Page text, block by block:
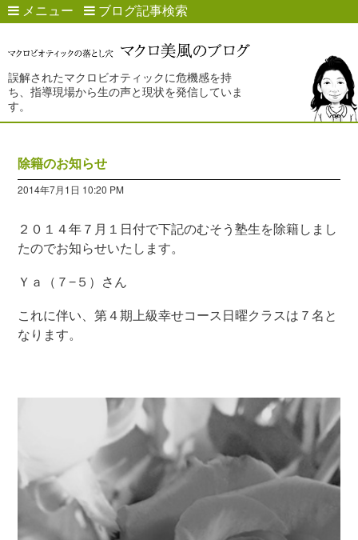
メニュー ブログ記事検索
誤解されたマクロビオティックに危機感を持
ち、指導現場から生の声と現状を発信していま
す。
除籍のお知らせ
2014年7月1日 10:20 PM
２０１４年７月１日付で下記のむそう塾生を除籍しまし
たのでお知らせいたします。
Ｙａ（７−５）さん
これに伴い、第４期上級幸せコース日曜クラスは７名と
なります。